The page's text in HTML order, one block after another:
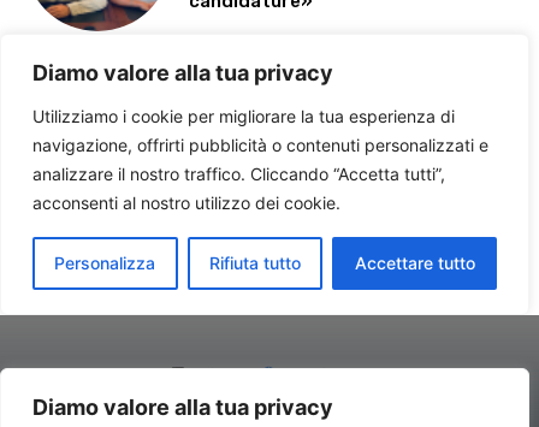
Diamo valore alla tua privacy